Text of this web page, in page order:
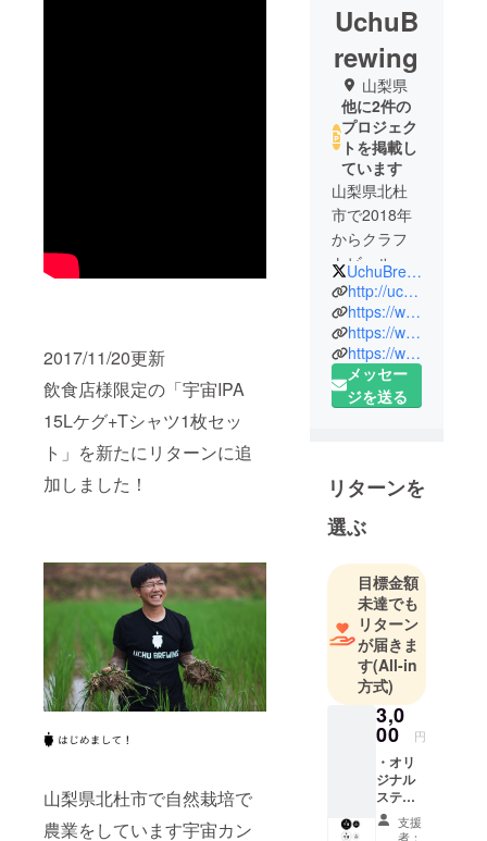
2017/11/20更新
飲食店様限定の「宇宙IPA
15Lケグ+Tシャツ1枚セッ
ト」を新たにリターンに追
加しました！
山梨県北杜市で自然栽培で
農業をしています宇宙カン
UchuB
rewing
山梨県
他に2件の
プロジェク
トを掲載し
ています
山梨県北杜
市で2018年
からクラフ
トビールを
製造販売し
ているう
ちゅうブ
ルーイング
です。
で農業ユ
ニット「宇
宙農民」と
開始。
2016年 ア
メリカでク
ラフトビー
ル に出会い
衝撃を受け
2016年 畑
にホップを
植え、収穫
したホップ
で委託醸
UchuBrewing
http://uchubrewing.com
https://www.instagram.com/uchubrewing/
https://www.youtube.com/channel/UCP_kU4FFM_QMpYcRNLeGTGQ
https://www.facebook.com/uchubrewing/
メッセー
ジを送る
リターンを
選ぶ
目標金額
未達でも
リターン
が届きま
す(All-in
方式)
3,0
00 円
・オリ
ジナル
ステッ
カー4枚
セット
支援
者：